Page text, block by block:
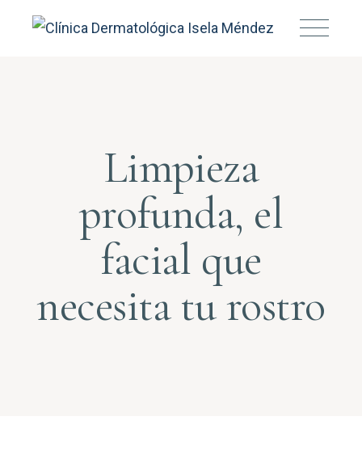
Limpieza
profunda, el
facial que
necesita tu rostro